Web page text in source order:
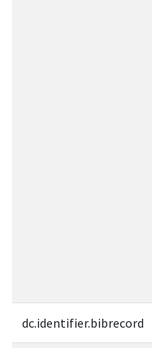
dc.identifier.bibrecord